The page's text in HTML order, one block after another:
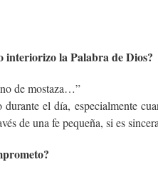
interiorizo la Palabra de Dios?
de mostaza…”
durante el día, especialmente
de una fe pequeña, si es